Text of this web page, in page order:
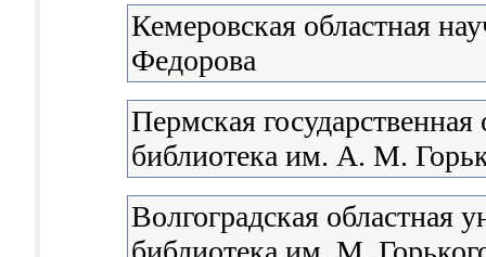
Кемеровская областная
Федорова
Пермская государственная
библиотека им. А. М.
Волгоградская областная